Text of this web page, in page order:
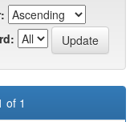
of 1